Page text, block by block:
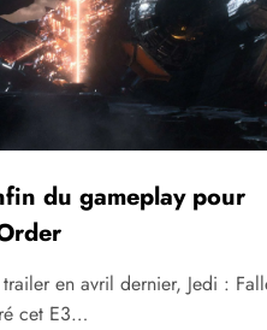
du gameplay pour
en avril dernier, Jedi :
cet E3…